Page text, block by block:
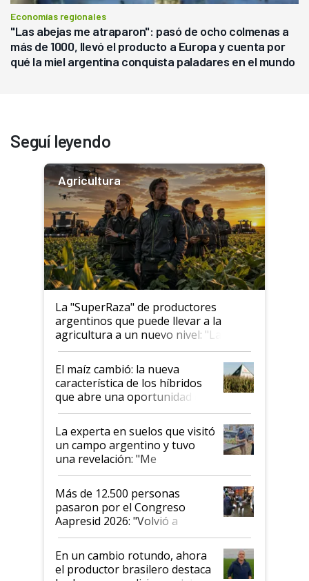
Economías regionales
"Las abejas me atraparon": pasó de ocho colmenas a
más de 1000, llevó el producto a Europa y cuenta por
qué la miel argentina conquista paladares en el mundo
Seguí leyendo
Agricultura
La "SuperRaza" de productores
argentinos que puede llevar a la
agricultura a un nuevo nivel: "Las
posibilidades de crecimiento son
infinitas"
El maíz cambió: la nueva
característica de los híbridos
que abre una oportunidad en
el lote
La experta en suelos que visitó
un campo argentino y tuvo
una revelación: "Me
impresionó mucho"
Más de 12.500 personas
pasaron por el Congreso
Aapresid 2026: "Volvió a
demostrar que hablar del
suelo es hablar de todo el
sistema productivo"
En un cambio rotundo, ahora
el productor brasilero destaca